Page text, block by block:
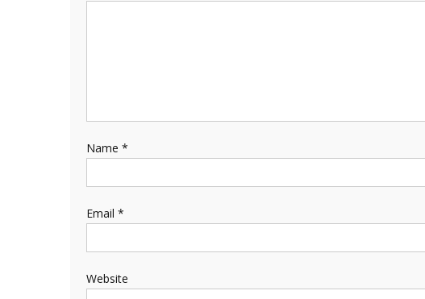
Name *
Email *
Website